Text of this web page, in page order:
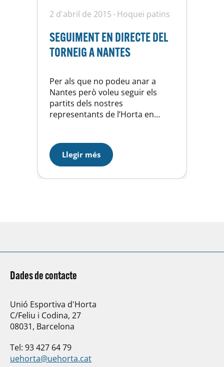
2 d'abril de 2015 Hoquei patins
SEGUIMENT EN DIRECTE DEL
TORNEIG A NANTES
Per als que no podeu anar a
Nantes però voleu seguir els
partits dels nostres
representants de l’Horta en
el que podeu visualitzar els
partits. Només us heu de
registrar amb el vostre e-mail i
ens podeu animar des de casa:
Llegir més
Dades de contacte
Unió Esportiva d'Horta
C/Feliu i Codina, 27
08031, Barcelona
Tel: 93 427 64 79
uehorta@uehorta.cat